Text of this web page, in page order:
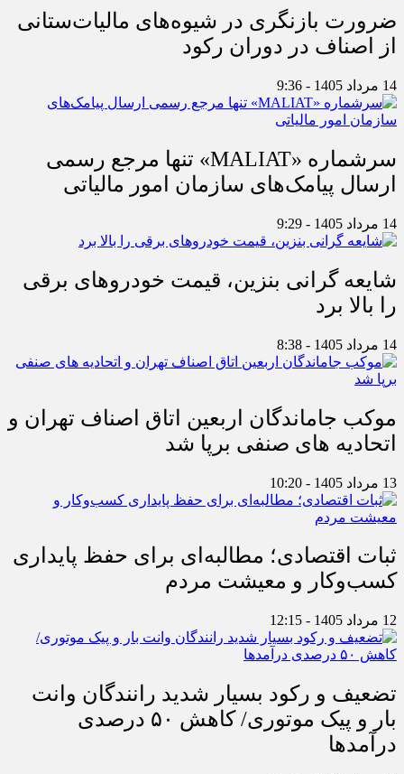
ضرورت بازنگری در شیوه‌های مالیات‌ستانی
از اصناف در دوران رکود
14 مرداد 1405 - 9:36
سرشماره «MALIAT» تنها مرجع رسمی
ارسال پیامک‌های سازمان امور مالیاتی
14 مرداد 1405 - 9:29
شایعه گرانی بنزین، قیمت خودروهای برقی
را بالا برد
14 مرداد 1405 - 8:38
موکب جاماندگان اربعین اتاق اصناف تهران و
اتحادیه های صنفی برپا شد
13 مرداد 1405 - 10:20
ثبات اقتصادی؛ مطالبه‌ای برای حفظ پایداری
کسب‌وکار و معیشت مردم
12 مرداد 1405 - 12:15
تضعیف و رکود بسیار شدید رانندگان وانت
بار و پیک موتوری/ کاهش ۵۰ درصدی
درآمدها